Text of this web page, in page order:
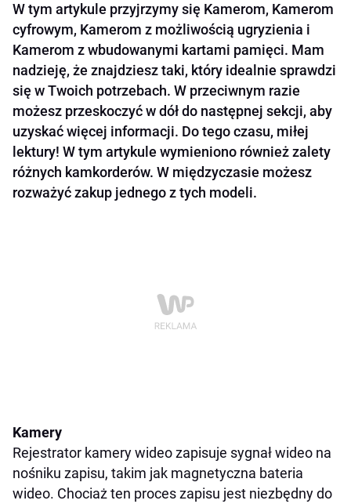
W tym artykule przyjrzymy się Kamerom, Kamerom
cyfrowym, Kamerom z możliwością ugryzienia i
Kamerom z wbudowanymi kartami pamięci. Mam
nadzieję, że znajdziesz taki, który idealnie sprawdzi
się w Twoich potrzebach. W przeciwnym razie
możesz przeskoczyć w dół do następnej sekcji, aby
uzyskać więcej informacji. Do tego czasu, miłej
lektury! W tym artykule wymieniono również zalety
różnych kamkorderów. W międzyczasie możesz
rozważyć zakup jednego z tych modeli.
Kamery
Rejestrator kamery wideo zapisuje sygnał wideo na
nośniku zapisu, takim jak magnetyczna bateria
wideo. Chociaż ten proces zapisu jest niezbędny do